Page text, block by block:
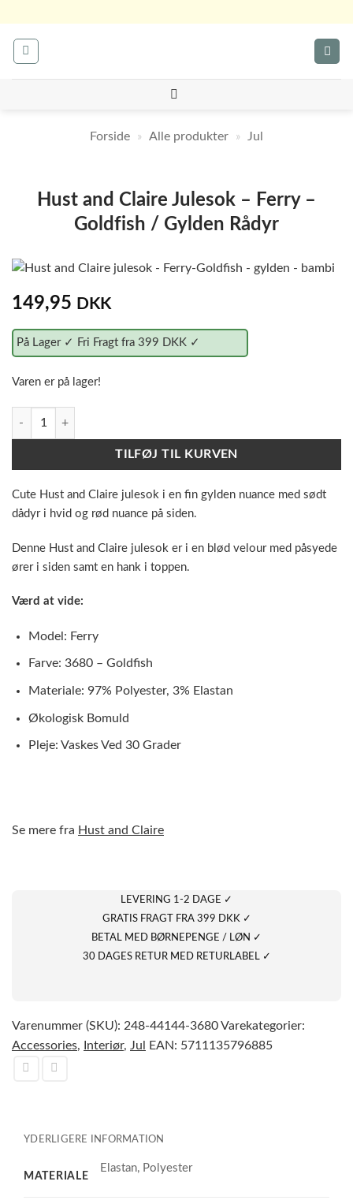
indhold
Forside » Alle produkter » Jul
Hust and Claire Julesok – Ferry –
Goldfish / Gylden Rådyr
149,95 DKK
På Lager ✓ Fri Fragt fra 399 DKK ✓
Varen er på lager!
Hust and Claire Julesok - Ferry - Goldfish / Gylden Rådyr antal
TILFØJ TIL KURVEN
Cute Hust and Claire julesok i en fin gylden nuance med sødt
dådyr i hvid og rød nuance på siden.
Denne Hust and Claire julesok er i en blød velour med påsyede
ører i siden samt en hank i toppen.
Værd at vide:
Model: Ferry
Farve: 3680 – Goldfish
Materiale: 97% Polyester, 3% Elastan
Økologisk Bomuld
Pleje: Vaskes Ved 30 Grader
Se mere fra Hust and Claire
LEVERING 1-2 DAGE ✓
GRATIS FRAGT FRA 399 DKK ✓
BETAL MED BØRNEPENGE / LØN ✓
30 DAGES RETUR MED RETURLABEL ✓
Varenummer (SKU): 248-44144-3680Varekategorier:
Accessories, Interiør, Jul EAN: 5711135796885
YDERLIGERE INFORMATION
MATERIALE
Elastan, Polyester